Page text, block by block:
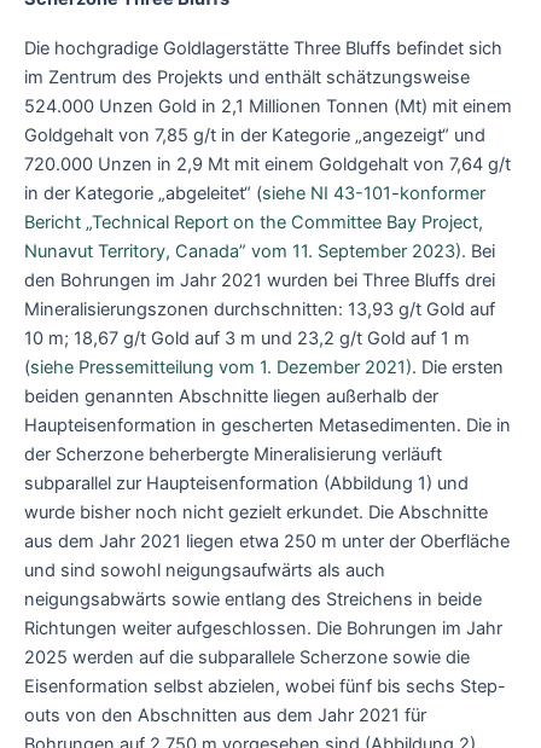
Die hochgradige Goldlagerstätte Three Bluffs befindet sich
im Zentrum des Projekts und enthält schätzungsweise
524.000 Unzen Gold in 2,1 Millionen Tonnen (Mt) mit einem
Goldgehalt von 7,85 g/t in der Kategorie „angezeigt“ und
720.000 Unzen in 2,9 Mt mit einem Goldgehalt von 7,64 g/t
in der Kategorie „abgeleitet“ (siehe NI 43-101-konformer
Bericht „Technical Report on the Committee Bay Project,
Nunavut Territory, Canada” vom 11. September 2023). Bei
den Bohrungen im Jahr 2021 wurden bei Three Bluffs drei
Mineralisierungszonen durchschnitten: 13,93 g/t Gold auf
10 m; 18,67 g/t Gold auf 3 m und 23,2 g/t Gold auf 1 m
(siehe Pressemitteilung vom 1. Dezember 2021). Die ersten
beiden genannten Abschnitte liegen außerhalb der
Haupteisenformation in gescherten Metasedimenten. Die in
der Scherzone beherbergte Mineralisierung verläuft
subparallel zur Haupteisenformation (Abbildung 1) und
wurde bisher noch nicht gezielt erkundet. Die Abschnitte
aus dem Jahr 2021 liegen etwa 250 m unter der Oberfläche
und sind sowohl neigungsaufwärts als auch
neigungsabwärts sowie entlang des Streichens in beide
Richtungen weiter aufgeschlossen. Die Bohrungen im Jahr
2025 werden auf die subparallele Scherzone sowie die
Eisenformation selbst abzielen, wobei fünf bis sechs Step-
outs von den Abschnitten aus dem Jahr 2021 für